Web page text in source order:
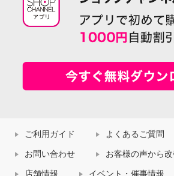
ご利用ガイド よくあるご質問
お問い合わせ お客様の声から
店舗情報 イベント・催事情報